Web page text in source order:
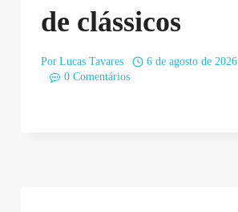
de clássicos
Por Lucas Tavares
6 de agosto de 2026
0 Comentários